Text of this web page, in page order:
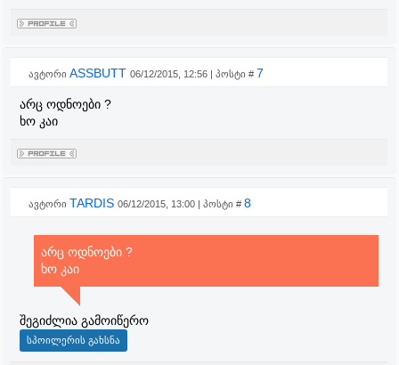
ავტორი ASSBUTT 06/12/2015, 12:56 | პოსტი # 7
არც ოდნოები ?
ხო კაი
ავტორი TARDIS 06/12/2015, 13:00 | პოსტი # 8
არც ოდნოები ?
ხო კაი
შეგიძლია გამოიწერო